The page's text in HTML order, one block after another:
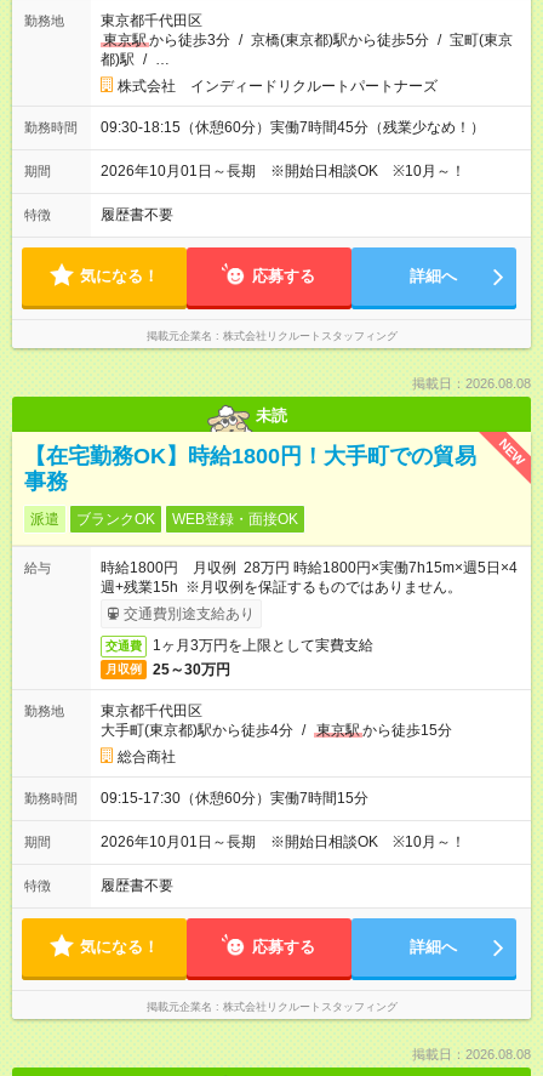
勤務地
東京都千代田区
東京駅から徒歩3分 / 京橋(東京都)駅から徒歩5分 / 宝町(東京
都)駅 / …
株式会社 インディードリクルートパートナーズ
勤務時間 09:30-18:15（休憩60分）実働7時間45分（残業少なめ！）
期間 2026年10月01日～長期 ※開始日相談OK ※10月～！
特徴 履歴書不要
気になる！ 応募する 詳細へ
掲載元企業名 株式会社リクルートスタッフィング
掲載日：2026.08.08
未読
NEW
【在宅勤務OK】時給1800円！大手町での貿易
事務
派遣 ブランクOK WEB登録・面接OK
給与
時給1800円 月収例 28万円 時給1800円×実働7h15m×週5日×4
週+残業15h ※月収例を保証するものではありません。
交通費別途支給あり
交通費 1ヶ月3万円を上限として実費支給
月収例 25～30万円
勤務地
東京都千代田区
大手町(東京都)駅から徒歩4分 / 東京駅から徒歩15分
総合商社
勤務時間 09:15-17:30（休憩60分）実働7時間15分
期間 2026年10月01日～長期 ※開始日相談OK ※10月～！
特徴 履歴書不要
気になる！ 応募する 詳細へ
掲載元企業名 株式会社リクルートスタッフィング
掲載日：2026.08.08